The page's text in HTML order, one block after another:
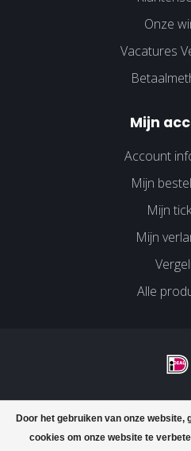
Door het gebruiken van onze
cookies om onze website te
Onze
Vacatures
Mijn
Account
Mijn
Mijn
Mijn
Alle
© Copyright 2026 Velco